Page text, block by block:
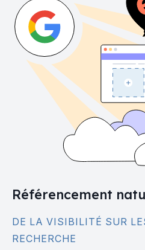
Référencement
DE LA VISIBILITÉ SUR
RECHERCHE